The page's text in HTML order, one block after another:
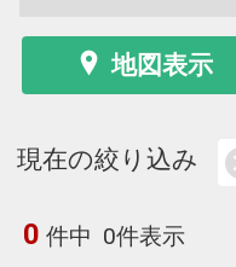
地図表示
現在の絞り込み
0 件中 0件表示